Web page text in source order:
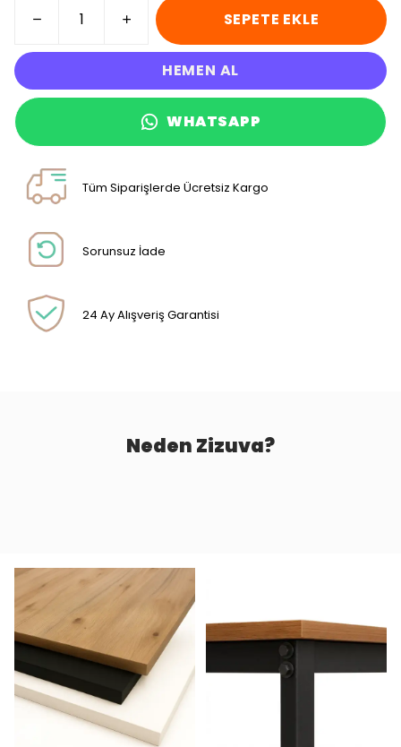
SEPETE EKLE
HEMEN AL
WHATSAPP
Tüm Siparişlerde Ücretsiz Kargo
Sorunsuz İade
24 Ay Alışveriş Garantisi
Neden Zizuva?